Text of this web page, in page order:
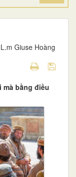
L.m Giuse Hoàng
bằng điều